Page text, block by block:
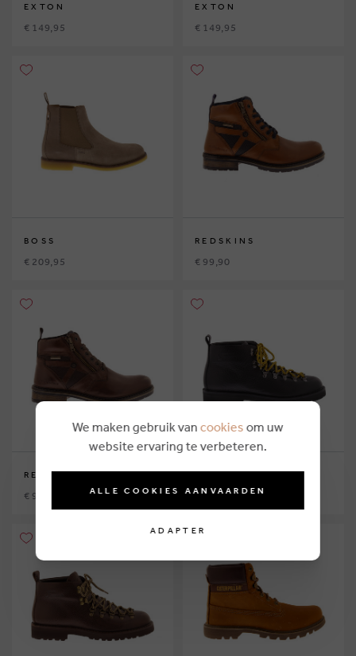
EXTON
€ 149,95
EXTON
€ 149,95
BOSS
€ 209,95
REDSKINS
€ 99,90
REDSKINS
€ 99,90
FRACAP
€ 349,00
We maken gebruik van cookies om uw
website ervaring te verbeteren.
ALLE COOKIES AANVAARDEN
ADAPTER